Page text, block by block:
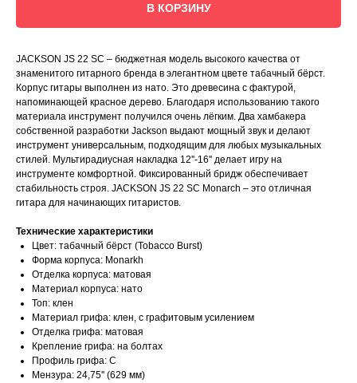
В КОРЗИНУ
JACKSON JS 22 SC – бюджетная модель высокого качества от
знаменитого гитарного бренда в элегантном цвете табачный бёрст.
Корпус гитары выполнен из нато. Это древесина с фактурой,
напоминающей красное дерево. Благодаря использованию такого
материала инструмент получился очень лёгким. Два хамбакера
собственной разработки Jackson выдают мощный звук и делают
инструмент универсальным, подходящим для любых музыкальных
стилей. Мультирадиусная накладка 12''-16'' делает игру на
инструменте комфортной. Фиксированный бридж обеспечивает
стабильность строя. JACKSON JS 22 SC Monarch – это отличная
гитара для начинающих гитаристов.
Технические характеристики
Цвет: табачный бёрст (Tobacco Burst)
Форма корпуса: Monarkh
Отделка корпуса: матовая
Материал корпуса: нато
Топ: клен
Материал грифа: клен, с графитовым усилением
Отделка грифа: матовая
Крепление грифа: на болтах
Профиль грифа: C
Мензура: 24,75'' (629 мм)